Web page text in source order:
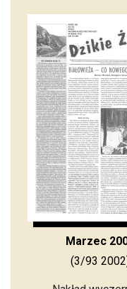
Marzec
(3/93